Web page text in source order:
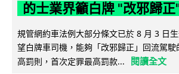
的士業界籲白牌 "改邪歸正
規管網約車法例大部分條文已於 8 月 3 日
望白牌車司機，能夠「改邪歸正」回流駕
高罰則，首次定罪最高罰款...
閱讀全文